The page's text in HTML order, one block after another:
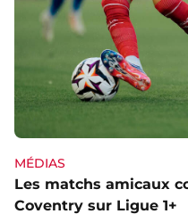
MÉDIAS
Les matchs amicaux
Coventry sur Ligue 1+